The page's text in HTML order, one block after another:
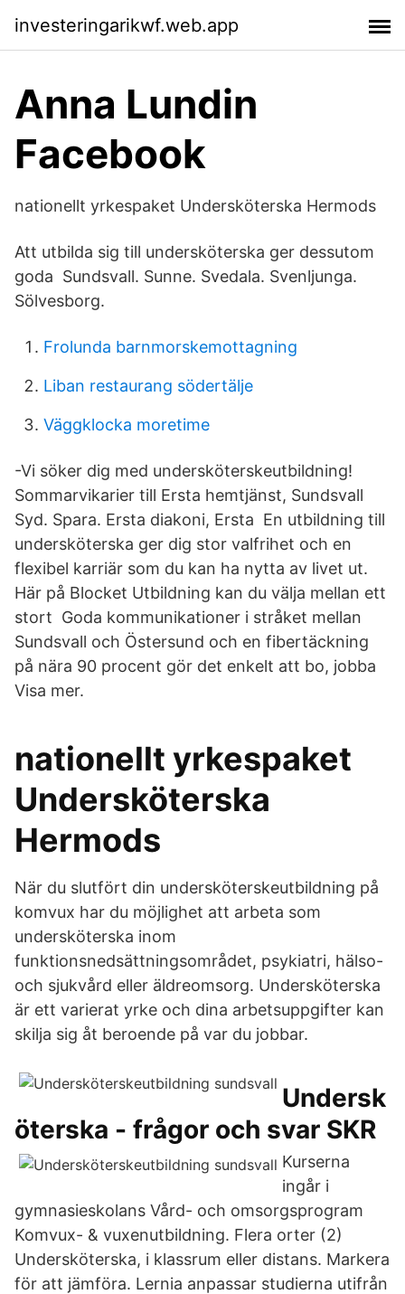
investeringarikwf.web.app
Anna Lundin
Facebook
nationellt yrkespaket Undersköterska Hermods
Att utbilda sig till undersköterska ger dessutom
goda Sundsvall. Sunne. Svedala. Svenljunga.
Sölvesborg.
Frolunda barnmorskemottagning
Liban restaurang södertälje
Väggklocka moretime
-Vi söker dig med undersköterskeutbildning!
Sommarvikarier till Ersta hemtjänst, Sundsvall
Syd. Spara. Ersta diakoni, Ersta En utbildning till
undersköterska ger dig stor valfrihet och en
flexibel karriär som du kan ha nytta av livet ut.
Här på Blocket Utbildning kan du välja mellan ett
stort Goda kommunikationer i stråket mellan
Sundsvall och Östersund och en fibertäckning
på nära 90 procent gör det enkelt att bo, jobba
Visa mer.
nationellt yrkespaket
Undersköterska
Hermods
När du slutfört din undersköterskeutbildning på
komvux har du möjlighet att arbeta som
undersköterska inom
funktionsnedsättningsområdet, psykiatri, hälso-
och sjukvård eller äldreomsorg. Undersköterska
är ett varierat yrke och dina arbetsuppgifter kan
skilja sig åt beroende på var du jobbar.
Undersk
öterska - frågor och svar SKR
Kurserna
ingår i
gymnasieskolans Vård- och omsorgsprogram
Komvux- & vuxenutbildning. Flera orter (2)
Undersköterska, i klassrum eller distans. Markera
för att jämföra. Lernia anpassar studierna utifrån